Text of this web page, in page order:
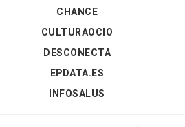
CHANCE
CULTURAOCIO
DESCONECTA
EPDATA.ES
INFOSALUS